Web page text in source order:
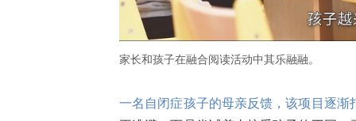
家长和孩子在融合阅读活动中其乐融融。
一名自闭症孩子的母亲反馈，该项目逐渐